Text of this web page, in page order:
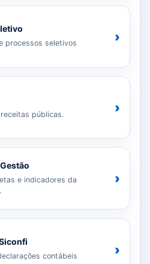
processos seletivos ›
públicas. ›
e indicadores da
›
contábeis ›